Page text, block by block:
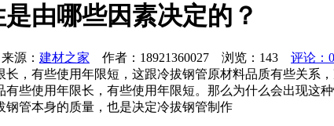
由哪些因素决定的？
源： 建材之家 作者：18921360027 浏览： 143
评论：0
，有些使用年限短，这跟冷拔钢管原材料品质有些关系
些使用年限长，有些使用年限短。那么为什么会出现
管本身的质量，也是决定冷拔钢管制作